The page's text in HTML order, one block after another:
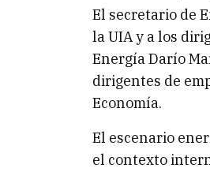
El secretario de
la UIA y a los
Energía Darío
dirigentes de
Economía.
El escenario
el contexto